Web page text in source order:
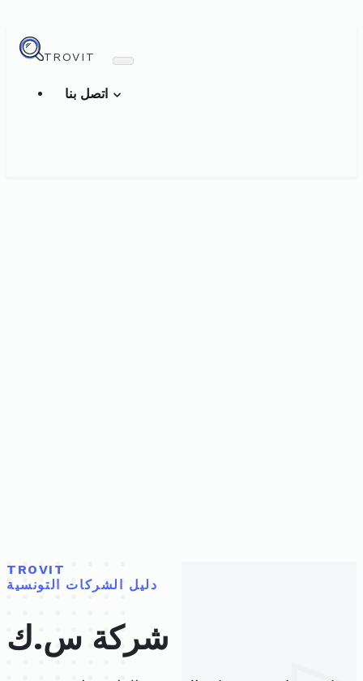
TROVIT
TROVIT
دليل الشركات التونسية
شركة س.ك